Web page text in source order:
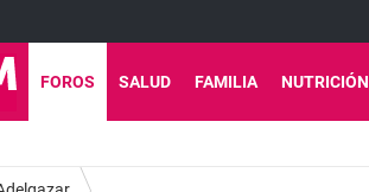
FOROS SALUD FAMILIA NUTRICIÓN